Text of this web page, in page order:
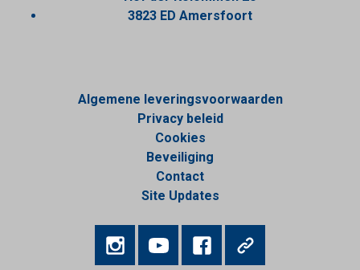
3823 ED Amersfoort
Algemene leveringsvoorwaarden
Privacy beleid
Cookies
Beveiliging
Contact
Site Updates